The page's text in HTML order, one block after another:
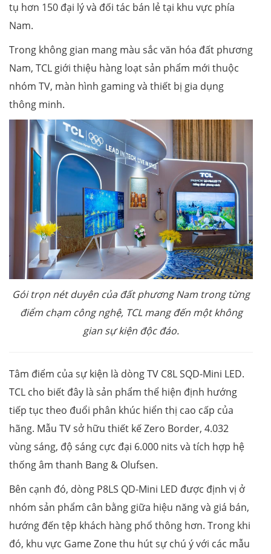
tụ hơn 150 đại lý và đối tác bán lẻ tại khu vực phía
Nam.
Trong không gian mang màu sắc văn hóa đất phương
Nam, TCL giới thiệu hàng loạt sản phẩm mới thuộc
nhóm TV, màn hình gaming và thiết bị gia dụng
thông minh.
Gói trọn nét duyên của đất phương Nam trong từng
điểm chạm công nghệ, TCL mang đến một không
gian sự kiện độc đáo.
Tâm điểm của sự kiện là dòng TV C8L SQD-Mini LED.
TCL cho biết đây là sản phẩm thể hiện định hướng
tiếp tục theo đuổi phân khúc hiển thị cao cấp của
hãng. Mẫu TV sở hữu thiết kế Zero Border, 4.032
vùng sáng, độ sáng cực đại 6.000 nits và tích hợp hệ
thống âm thanh Bang & Olufsen.
Bên cạnh đó, dòng P8LS QD-Mini LED được định vị ở
nhóm sản phẩm cân bằng giữa hiệu năng và giá bán,
hướng đến tệp khách hàng phổ thông hơn. Trong khi
đó, khu vực Game Zone thu hút sự chú ý với các mẫu